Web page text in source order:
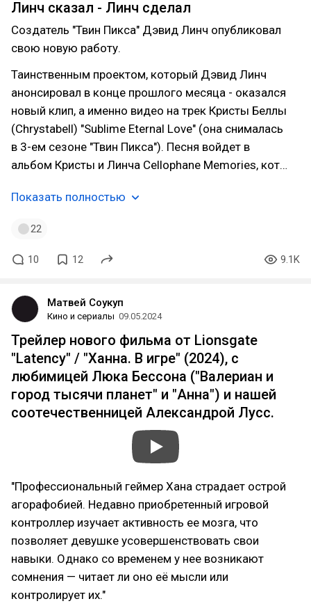
Линч сказал - Линч сделал
Создатель "Твин Пикса" Дэвид Линч опубликовал
свою новую работу.
Таинственным проектом, который Дэвид Линч
анонсировал в конце прошлого месяца - оказался
новый клип, а именно видео на трек Кристы Беллы
(Chrystabell) "Sublime Eternal Love" (она снималась
в 3-ем сезоне "Твин Пикса"). Песня войдет в
альбом Кристы и Линча Cellophane Memories, кот…
Показать полностью
22
10 12 9.1K
Матвей Соукуп
Кино и сериалы 09.05.2024
Трейлер нового фильма от Lionsgate
"Latency" / "Ханна. В игре" (2024), с
любимицей Люка Бессона ("Валериан и
город тысячи планет" и "Анна") и нашей
соотечественницей Александрой Лусс.
"Профессиональный геймер Хана страдает острой
агорафобией. Недавно приобретенный игровой
контроллер изучает активность ее мозга, что
позволяет девушке усовершенствовать свои
навыки. Однако со временем у нее возникают
сомнения — читает ли оно её мысли или
контролирует их."